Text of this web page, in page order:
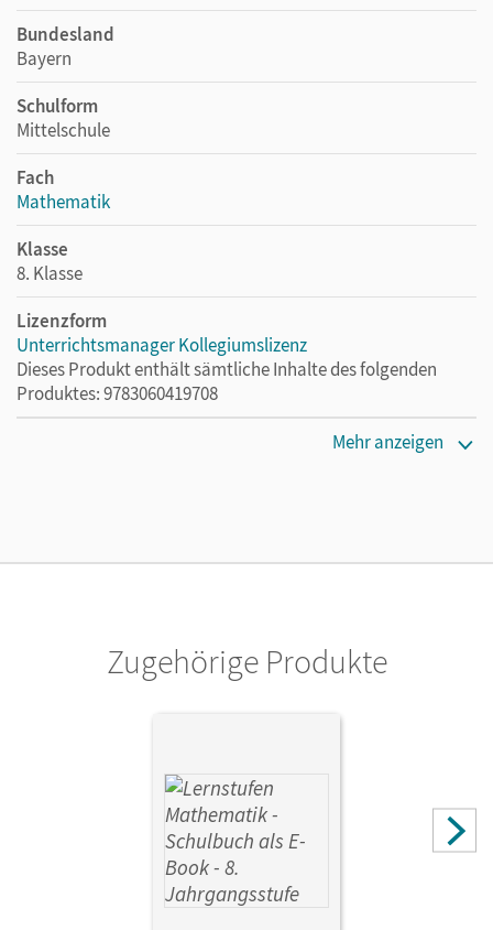
Bundesland
Bayern
Schulform
Mittelschule
Fach
Mathematik
Klasse
8. Klasse
Lizenzform
Unterrichtsmanager Kollegiumslizenz
Dieses Produkt enthält sämtliche Inhalte des folgenden
Produktes: 9783060419708
Unterrichtsmanagers solange das Lehrwerk erhältlich ist.
Mehr anzeigen
Zugehörige Produkte